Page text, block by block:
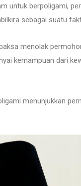
untuk berpoligami,
sebagai suatu
menolak
kemampuan dari
menunjukkan